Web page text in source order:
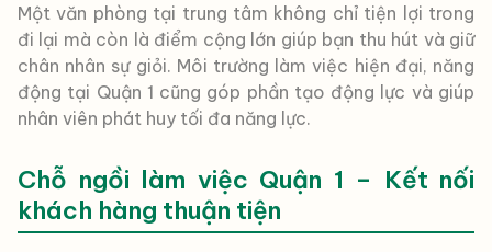
Một văn phòng tại trung tâm không chỉ tiện lợi trong
đi lại mà còn là điểm cộng lớn giúp bạn thu hút và giữ
chân nhân sự giỏi. Môi trường làm việc hiện đại, năng
động tại Quận 1 cũng góp phần tạo động lực và giúp
nhân viên phát huy tối đa năng lực.
Chỗ ngồi làm việc Quận 1 – Kết nối
khách hàng thuận tiện